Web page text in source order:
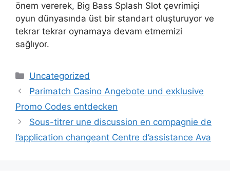
önem vererek, Big Bass Splash Slot çevrimiçi
oyun dünyasında üst bir standart oluşturuyor ve
tekrar tekrar oynamaya devam etmemizi
sağlıyor.
Categories
Uncategorized
Parimatch Casino Angebote und exklusive
Promo Codes entdecken
Sous-titrer une discussion en compagnie de
l’application changeant Centre d’assistance Ava